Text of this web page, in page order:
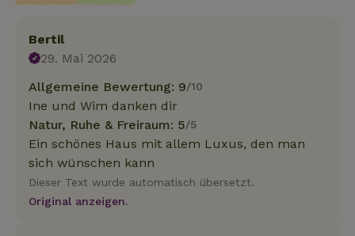
Bertil
29. Mai 2026
Allgemeine Bewertung: 9/10
Ine und Wim danken dir
Natur, Ruhe & Freiraum: 5/5
Ein schönes Haus mit allem Luxus, den man
sich wünschen kann
Dieser Text wurde automatisch übersetzt.
Original anzeigen.